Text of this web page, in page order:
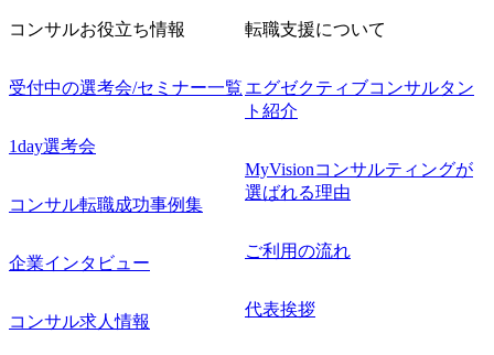
コンサルお役立ち情報
受付中の選考会/セミナー一覧
1day選考会
コンサル転職成功事例集
企業インタビュー
コンサル求人情報
転職支援について
エグゼクティブコンサルタン
ト紹介
MyVisionコンサルティングが
選ばれる理由
ご利用の流れ
代表挨拶